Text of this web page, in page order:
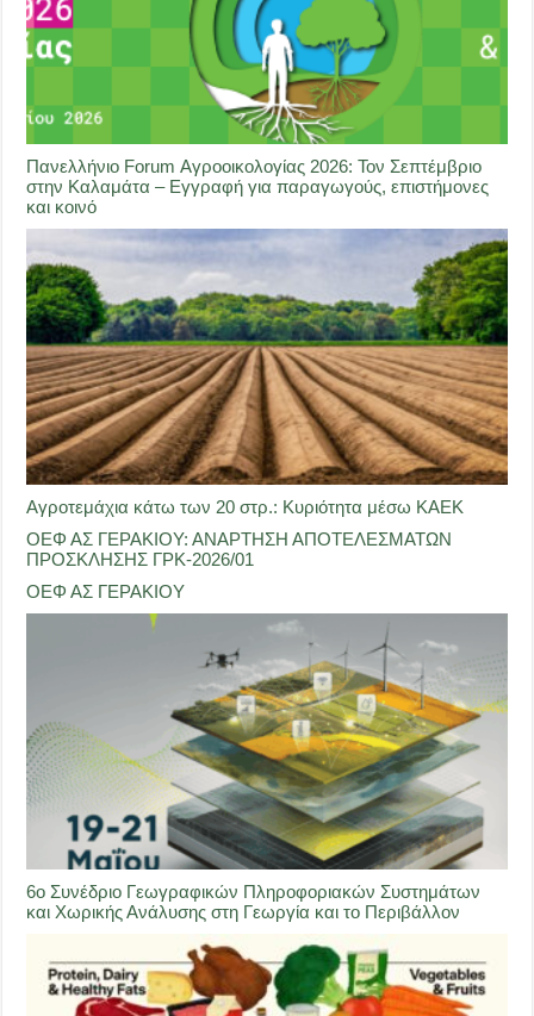
Πανελλήνιο Forum Αγροοικολογίας 2026: Τον Σεπτέμβριο
στην Καλαμάτα – Εγγραφή για παραγωγούς, επιστήμονες
και κοινό
Αγροτεμάχια κάτω των 20 στρ.: Κυριότητα μέσω ΚΑΕΚ
ΟΕΦ ΑΣ ΓΕΡΑΚΙΟΥ: ΑΝΑΡΤΗΣΗ ΑΠΟΤΕΛΕΣΜΑΤΩΝ
ΠΡΟΣΚΛΗΣΗΣ ΓΡΚ-2026/01
ΟΕΦ ΑΣ ΓΕΡΑΚΙΟΥ
6ο Συνέδριο Γεωγραφικών Πληροφοριακών Συστημάτων
και Χωρικής Ανάλυσης στη Γεωργία και το Περιβάλλον